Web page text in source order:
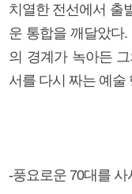
치열한 전선에서 출
운 통합을 깨달았다
의 경계가 녹아든
서를 다시 짜는 예술
-풍요로운 70대를